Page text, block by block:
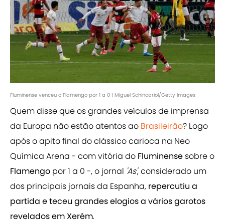
Fluminense venceu o Flamengo por 1 a 0 | Miguel Schincariol/Getty Images
Quem disse que os grandes veículos de imprensa
da Europa não estão atentos ao Brasileirão? Logo
após o apito final do clássico carioca na Neo
Química Arena - com vitória do Fluminense sobre o
Flamengo por 1 a 0 -, o jornal 'As', considerado um
dos principais jornais da Espanha, repercutiu a
partida e teceu grandes elogios a vários garotos
revelados em Xerém.